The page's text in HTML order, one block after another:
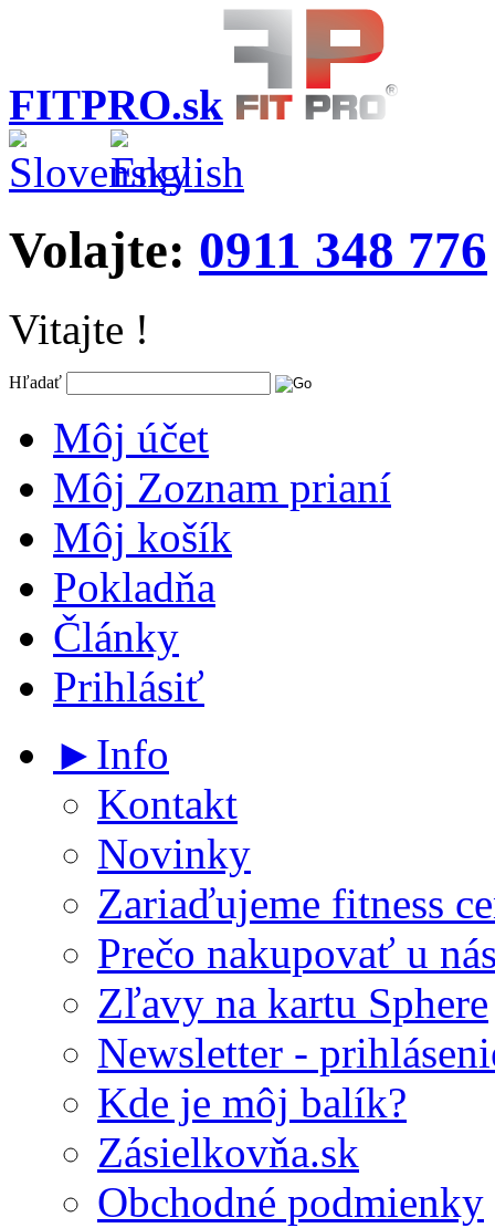
FITPRO.sk
Volajte: 0911 348 776
Vitajte !
Hľadať
Môj účet
Môj Zoznam prianí
Môj košík
Pokladňa
Články
Prihlásiť
►Info
Kontakt
Novinky
Zariaďujeme fitness
Prečo nakupovať u
Zľavy na kartu Sphere
Newsletter -
Kde je môj balík?
Zásielkovňa.sk
Obchodné podmienky